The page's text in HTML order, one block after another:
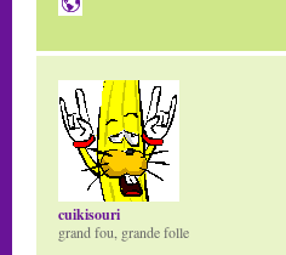
cuikisouri
grand fou, grande folle